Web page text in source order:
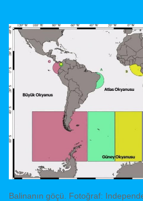
Balinanın göçü. Fotoğraf: